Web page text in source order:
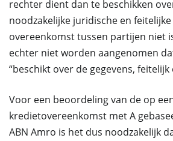
rechter dient dan te beschikken
noodzakelijke juridische en feitelijke
overeenkomst tussen partijen niet
echter niet worden aangenomen
“beschikt over de gegevens, feitelijk
Voor een beoordeling van de op
kredietovereenkomst met A
ABN Amro is het dus noodzakelijk